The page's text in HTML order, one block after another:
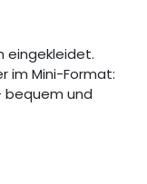
eingekleidet.
im Mini-Format:
bequem und